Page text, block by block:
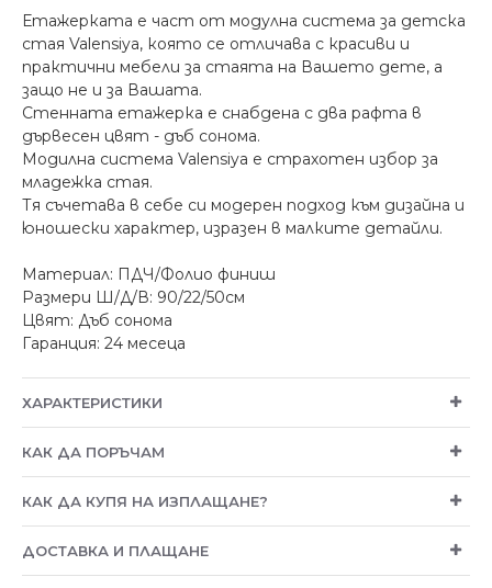
Етажерката е част от модулна система за детска
стая Valensiya, която се отличава с красиви и
практични мебели за стаята на Вашето дете, а
защо не и за Вашата.
Стенната етажерка е снабдена с два рафта в
дървесен цвят - дъб сонома.
Модилна система Valensiya е страхотен избор за
младежка стая.
Тя съчетава в себе си модерен подход към дизайна и
юношески характер, изразен в малките детайли.
Материал: ПДЧ/Фолио финиш
Размери Ш/Д/В: 90/22/50см
Цвят: Дъб сонома
Гаранция: 24 месеца
ХАРАКТЕРИСТИКИ
КАК ДА ПОРЪЧАМ
КАК ДА КУПЯ НА ИЗПЛАЩАНЕ?
ДОСТАВКА И ПЛАЩАНЕ